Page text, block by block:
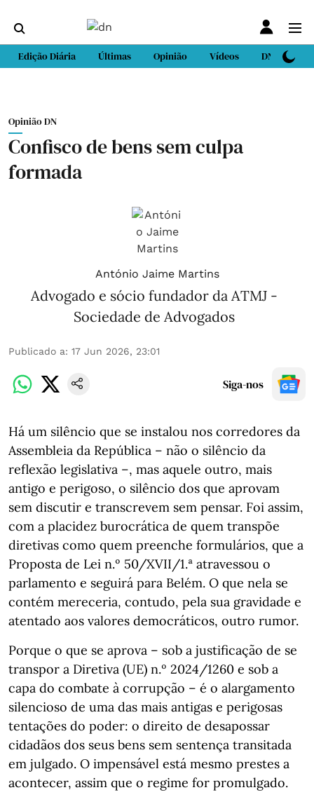
Edição Diária Últimas Opinião Vídeos DN Sport
Opinião DN
Confisco de bens sem culpa
formada
António Jaime Martins
Advogado e sócio fundador da ATMJ -
Sociedade de Advogados
Publicado a: 17 Jun 2026, 23:01
Siga-nos
Há um silêncio que se instalou nos corredores da
Assembleia da República – não o silêncio da
reflexão legislativa –, mas aquele outro, mais
antigo e perigoso, o silêncio dos que aprovam
sem discutir e transcrevem sem pensar. Foi assim,
com a placidez burocrática de quem transpõe
diretivas como quem preenche formulários, que a
Proposta de Lei n.º 50/XVII/1.ª atravessou o
parlamento e seguirá para Belém. O que nela se
contém mereceria, contudo, pela sua gravidade e
atentado aos valores democráticos, outro rumor.
Porque o que se aprova – sob a justificação de se
transpor a Diretiva (UE) n.º 2024/1260 e sob a
capa do combate à corrupção – é o alargamento
silencioso de uma das mais antigas e perigosas
tentações do poder: o direito de desapossar
cidadãos dos seus bens sem sentença transitada
em julgado. O impensável está mesmo prestes a
acontecer, assim que o regime for promulgado.